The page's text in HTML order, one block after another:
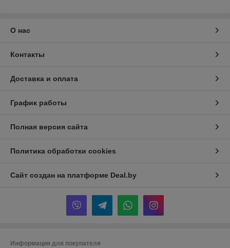
О нас
Контакты
Доставка и оплата
График работы
Полная версия сайта
Политика обработки cookies
Сайт создан на платформе Deal.by
Информация для покупателя